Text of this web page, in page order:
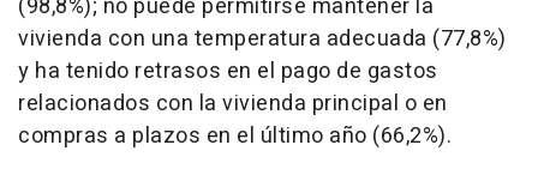
(98,8%); no puede permitirse mantener la
vivienda con una temperatura adecuada (77,8%)
y ha tenido retrasos en el pago de gastos
relacionados con la vivienda principal o en
compras a plazos en el último año (66,2%).